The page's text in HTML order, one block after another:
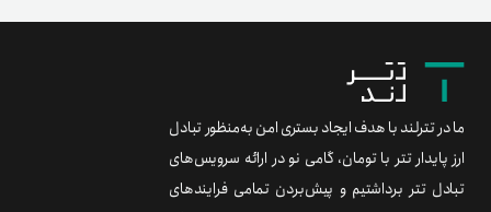
ما در تترلند با هدف ایجاد بستری امن به‌منظور تبادل
ارز پایدار تتر با تومان، گامی نو در ارائه سرویس‌های
تبادل تتر برداشتیم و پیش‌بردن تمامی فرایندهای